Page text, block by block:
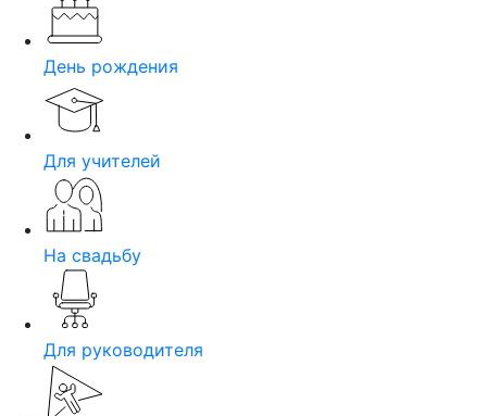
День рождения
Для учителей
На свадьбу
Для руководителя